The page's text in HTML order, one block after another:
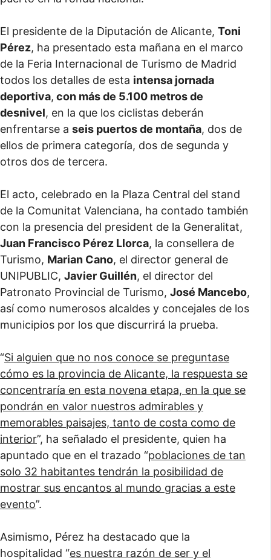
El presidente de la Diputación de Alicante, Toni
Pérez, ha presentado esta mañana en el marco
de la Feria Internacional de Turismo de Madrid
todos los detalles de esta intensa jornada
deportiva, con más de 5.100 metros de
desnivel, en la que los ciclistas deberán
enfrentarse a seis puertos de montaña, dos de
ellos de primera categoría, dos de segunda y
otros dos de tercera.
El acto, celebrado en la Plaza Central del stand
de la Comunitat Valenciana, ha contado también
con la presencia del president de la Generalitat,
Juan Francisco Pérez Llorca, la consellera de
Turismo, Marian Cano, el director general de
UNIPUBLIC, Javier Guillén, el director del
Patronato Provincial de Turismo, José Mancebo,
así como numerosos alcaldes y concejales de los
municipios por los que discurrirá la prueba.
“Si alguien que no nos conoce se preguntase
cómo es la provincia de Alicante, la respuesta se
concentraría en esta novena etapa, en la que se
pondrán en valor nuestros admirables y
memorables paisajes, tanto de costa como de
interior”, ha señalado el presidente, quien ha
apuntado que en el trazado “poblaciones de tan
solo 32 habitantes tendrán la posibilidad de
mostrar sus encantos al mundo gracias a este
evento”.
Asimismo, Pérez ha destacado que la
hospitalidad “es nuestra razón de ser y el